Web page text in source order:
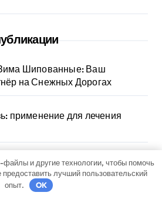
Шипованные: Ваш
на Снежных Дорогах
применение для лечения
лечения от ВПЧ
файлы и другие технологии, чтобы помочь
предоставить лучший пользовательский
опыт.
OK